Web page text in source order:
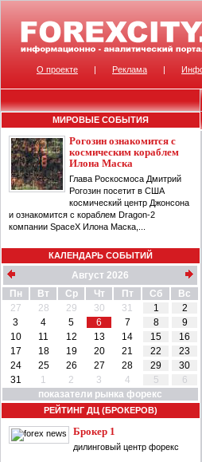
МИРОВЫЕ СОБЫТИЯ
Рогозин ознакомится с
космическим кораблем
Илона Маска
Глава Роскосмоса Дмитрий
Рогозин посетит в США
космический центр Джонсона
и ознакомится с кораблем Dragon-2
компании SpaceX Илона Маска,...
КАЛЕНДАРЬ СОБЫТИЙ
Август 2026
Пн
Вт Ср Чт Пт Сб
Вс
27
28 29 30 31 1
2
3
4 5 6 7 8
9
10
11 12 13 14 15
16
17
18 19 20 21 22
23
24
25 26 27 28 29
30
31
1 2 3 4 5
6
показатели рынка форекс
РЕЙТИНГ ДЦ (БРОКЕРОВ)
Брокер 1
дилинговый центр форекс
О проекте | Реклама |